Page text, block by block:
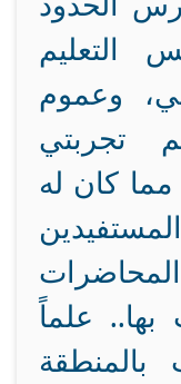
التعليم
وعموم
تجربتي
كان له
بها.. علماً